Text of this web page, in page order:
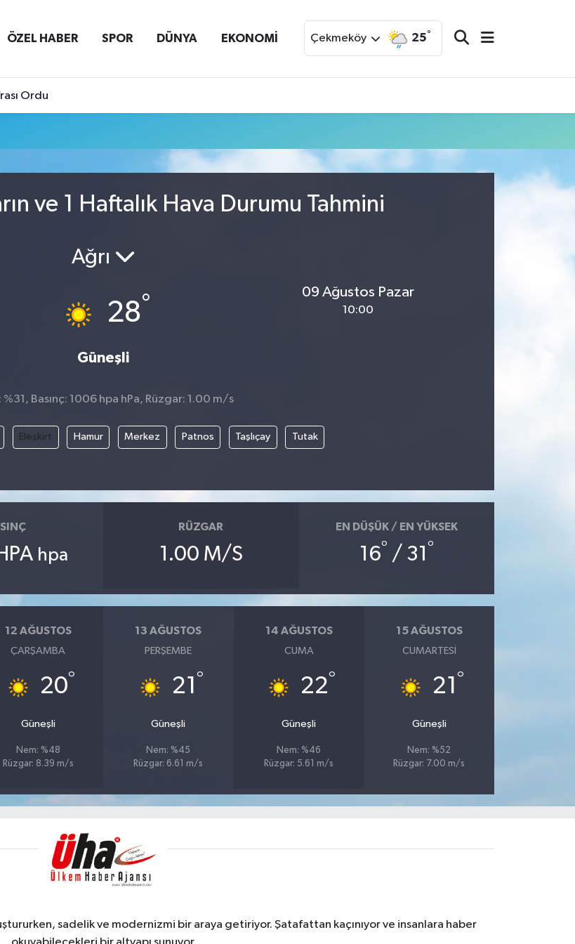
ÖZEL HABER SPOR DÜNYA EKONOMİ Çekmeköy 25°
Ordu
ve 1 Haftalık Hava Durumu Tahmini
Ağrı
28°
Güneşli
09 Ağustos Pazar
10:00
%31, Basınç: 1006 hpa hPa, Rüzgar: 1.00 m/s
Eleşkirt Hamur Merkez Patnos Taşlıçay Tutak
hpa
RÜZGAR
1.00 M/S
EN DÜŞÜK / EN YÜKSEK
16° / 31°
12 AĞUSTOS
ÇARŞAMBA
20°
Güneşli
Nem: %48
Rüzgar: 8.39 m/s
13 AĞUSTOS
PERŞEMBE
21 °
Güneşli
Nem: %45
Rüzgar: 6.61 m/s
14 AĞUSTOS
CUMA
22°
Güneşli
Nem: %46
Rüzgar: 5.61 m/s
15 AĞUSTOS
CUMARTESI
21 °
Güneşli
Nem: %52
Rüzgar: 7.00 m/s
sadelik ve modernizmi bir araya getiriyor. Şatafattan kaçınıyor ve insanlara haber